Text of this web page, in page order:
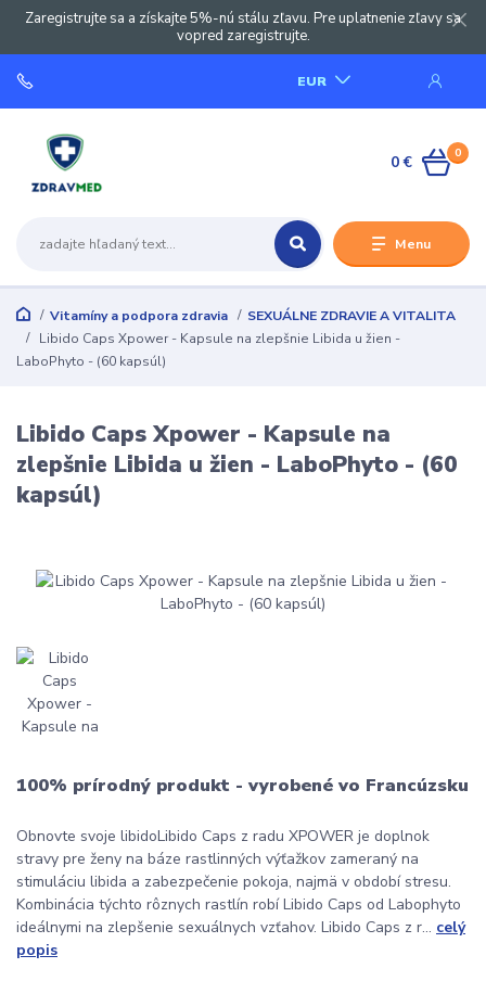
Zaregistrujte sa a získajte 5%-nú stálu zľavu. Pre uplatnenie zľavy sa
vopred zaregistrujte.
Menu
EUR
0
0 €
Vitamíny a podpora zdravia
SEXUÁLNE ZDRAVIE A VITALITA
Libido Caps Xpower - Kapsule na zlepšnie Libida u žien -
LaboPhyto - (60 kapsúl)
Libido Caps Xpower - Kapsule na
zlepšnie Libida u žien - LaboPhyto - (60
kapsúl)
100% prírodný produkt - vyrobené vo Francúzsku
Obnovte svoje libidoLibido Caps z radu XPOWER je doplnok
stravy pre ženy na báze rastlinných výťažkov zameraný na
stimuláciu libida a zabezpečenie pokoja, najmä v období stresu.
Kombinácia týchto rôznych rastlín robí Libido Caps od Labophyto
ideálnymi na zlepšenie sexuálnych vzťahov. Libido Caps z r... celý
popis